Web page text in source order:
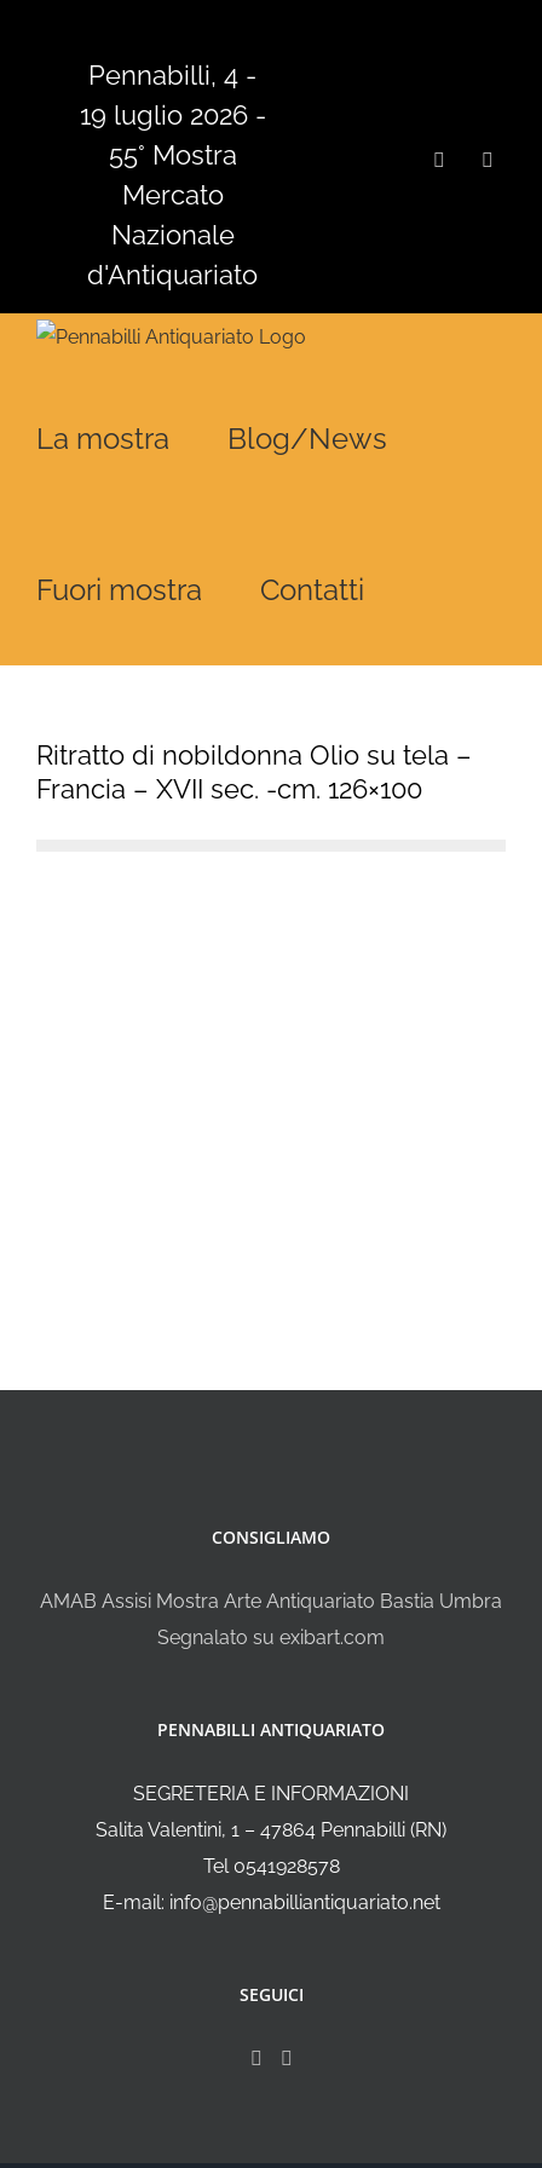
Pennabilli, 4 -
19 luglio 2026 -
55° Mostra
Mercato
Nazionale
d'Antiquariato
Facebook
La mostra Blog/News
Fuori mostra Contatti
Ritratto di nobildonna Olio su tela –
Francia – XVII sec. -cm. 126×100
CONSIGLIAMO
AMAB Assisi Mostra Arte Antiquariato Bastia Umbra
Segnalato su exibart.com
PENNABILLI ANTIQUARIATO
SEGRETERIA E INFORMAZIONI
Salita Valentini, 1 – 47864 Pennabilli (RN)
Tel 0541928578
E-mail: info@pennabilliantiquariato.net
SEGUICI